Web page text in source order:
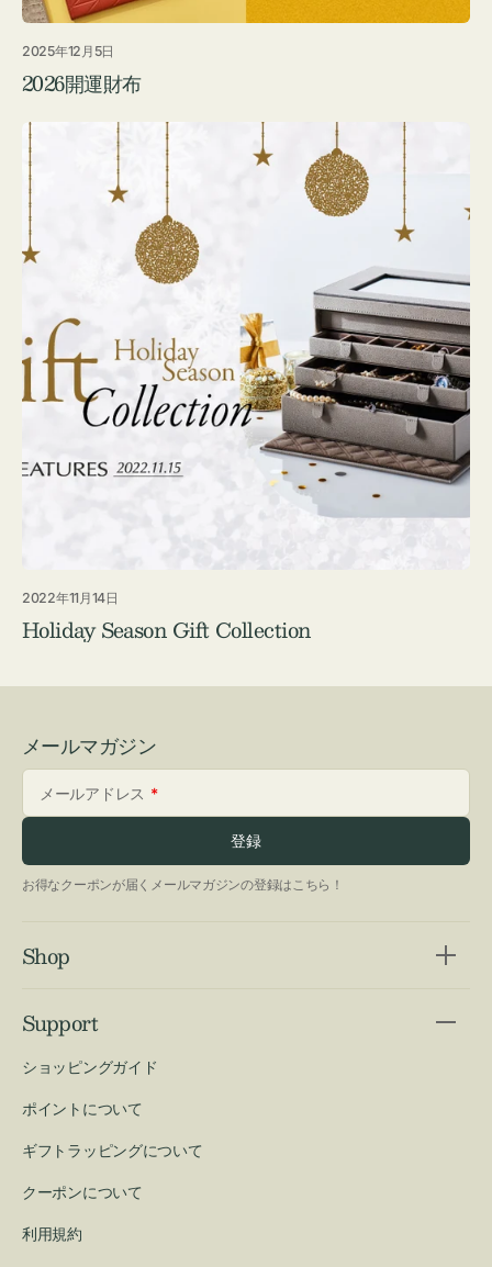
2025年12月5日
2026開運財布
2022年11月14日
Holiday Season Gift Collection
Shop
Support
ショッピングガイド
ポイントについて
ギフトラッピングについて
クーポンについて
利用規約
メールマガジン
メールアドレス
登録
お得なクーポンが届くメールマガジンの登録はこちら！